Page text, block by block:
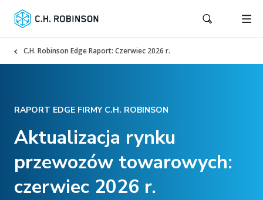
C.H. Robinson Edge Raport: Czerwiec 2026 r.
RAPORT EDGE FIRMY C.H. ROBINSON
Aktualizacja rynku
przewozów towarowych:
czerwiec 2026 r.